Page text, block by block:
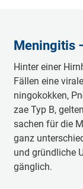
Meningitis
Hin­ter ei­ner
Fäl­len ei­ne
nin­go­kok­ken,
zae Typ B,
sa­chen für die
ganz
und gründ­li­che
gäng­lich.